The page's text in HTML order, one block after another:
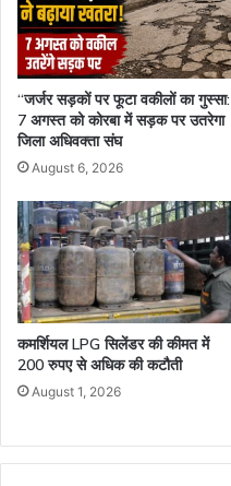
“जर्जर सड़कों पर फूटा वकीलों का गुस्सा:
7 अगस्त को कोरबा में सड़क पर उतरेगा
जिला अधिवक्ता संघ
August 6, 2026
कमर्शियल LPG सिलेंडर की कीमत में
200 रुपए से अधिक की कटौती
August 1, 2026